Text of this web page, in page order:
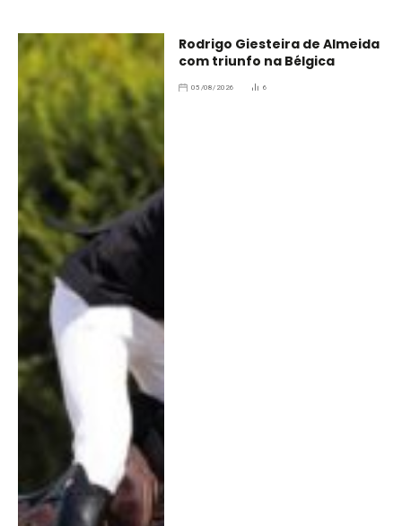
Rodrigo Giesteira de Almeida
com triunfo na Bélgica
05/08/2026 6